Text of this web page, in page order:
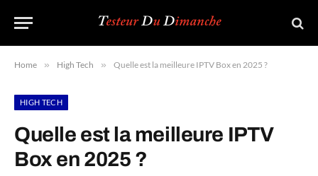
Home » High Tech » Quelle est la meilleure IPTV Box en 2025 ?
HIGH TECH
Quelle est la meilleure IPTV
Box en 2025 ?